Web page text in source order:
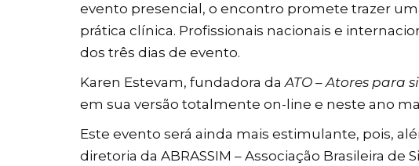
evento presencial, o encontro promete trazer
prática clínica. Profissionais nacionais e
dos três dias de evento.
Karen Estevam, fundadora daATO – Atores para
em sua versão totalmente on-line e neste ano
Este evento será ainda mais estimulante, pois,
diretoria da ABRASSIM – Associação Brasileira de